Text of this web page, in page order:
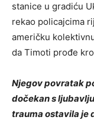
stanice u gradiću
rekao policajcima
američku
da Timoti prođe
Njegov povratak
dočekan s
trauma ostavila je